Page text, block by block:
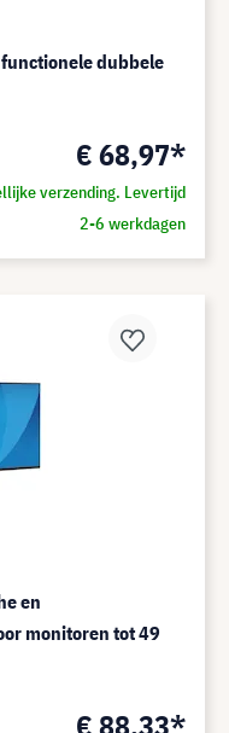
dubbele
€ 68,97*
verzending. Levertijd
2-6 werkdagen
en
monitoren tot 49
€ 88,33*